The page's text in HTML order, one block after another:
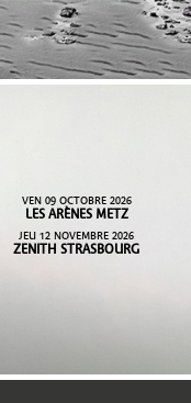
VEN 09 OCTOBRE 2026
LES ARÈNES METZ
JEU 12 NOVEMBRE 2026
ZENITH STRASBOURG